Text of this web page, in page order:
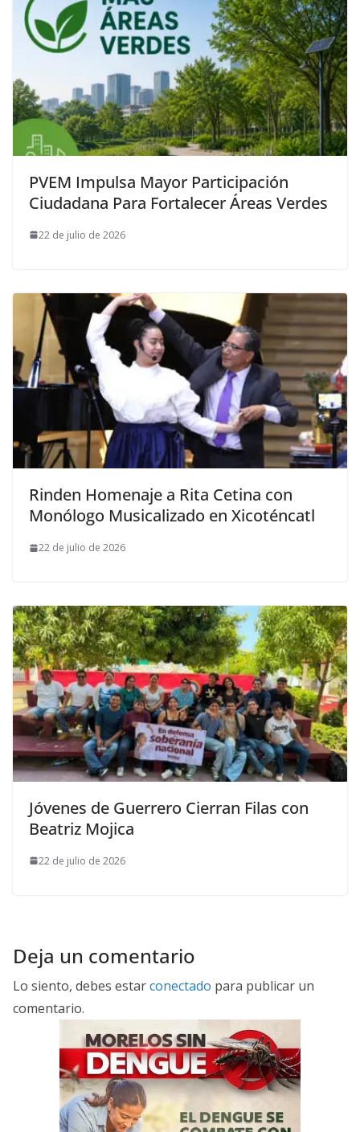
PVEM Impulsa Mayor Participación
Ciudadana Para Fortalecer Áreas Verdes
22 de julio de 2026
Rinden Homenaje a Rita Cetina con
Monólogo Musicalizado en Xicoténcatl
22 de julio de 2026
Jóvenes de Guerrero Cierran Filas con
Beatriz Mojica
22 de julio de 2026
Deja un comentario
Lo siento, debes estarconectado para publicar un
comentario.